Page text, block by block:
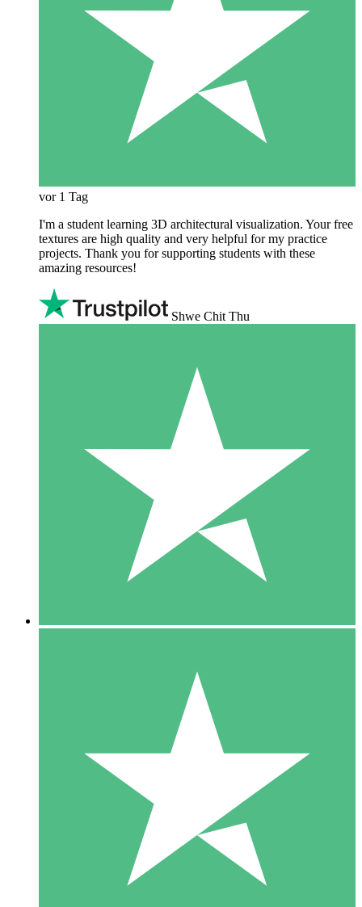
vor 1 Tag
I'm a student learning 3D architectural visualization. Your free
textures are high quality and very helpful for my practice
projects. Thank you for supporting students with these
amazing resources!
Shwe Chit Thu